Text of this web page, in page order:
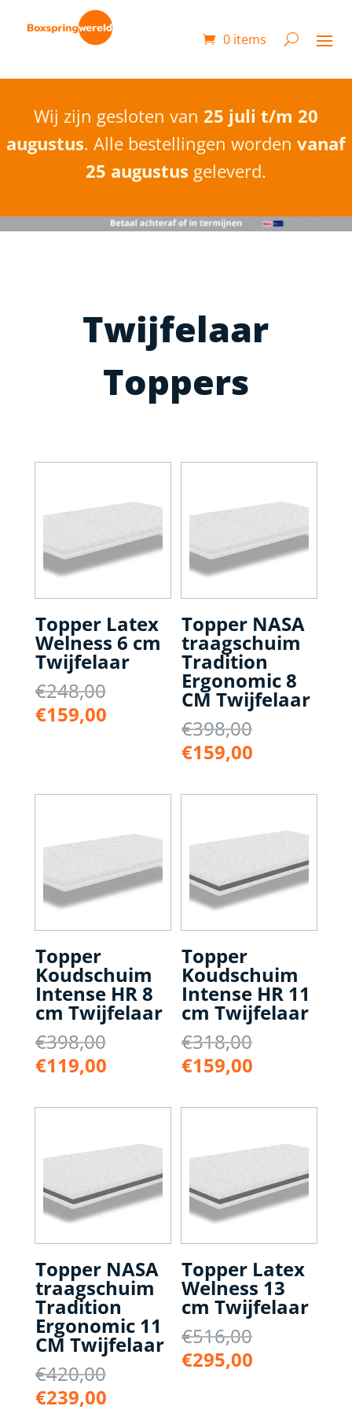
0 items
Wij zijn gesloten van 25 juli t/m 20
augustus. Alle bestellingen worden vanaf
25 augustus geleverd.
Twijfelaar
Toppers
Topper Latex
Welness 6 cm
Twijfelaar
€248,00Oorspronkelijke
prijs
€159,00Huidige
Topper NASA
traagschuim
Tradition
Ergonomic 8
CM Twijfelaar
€398,00
prijs
€398,00.
€159,00
is:
Topper
Koudschuim
Intense HR 8
cm Twijfelaar
€398,00Oorspronkelijke
prijs
€398,00.
€119,00Huidige
is:
Topper
Koudschuim
Intense HR 11
cm Twijfelaar
€318,00
prijs
€318,00.
€159,00
is:
Topper NASA
traagschuim
Tradition
Ergonomic 11
CM Twijfelaar
€420,00Oorspronkelijke
prijs
€239,00Huidige
Topper Latex
Welness 13
cm Twijfelaar
€516,00
prijs
€295,00